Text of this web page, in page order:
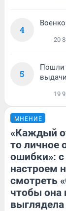
4
20
5
Пошли
19
МНЕНИЕ
«Каждый
то личное
ошибки»:
настроем
смотреть
чтобы она